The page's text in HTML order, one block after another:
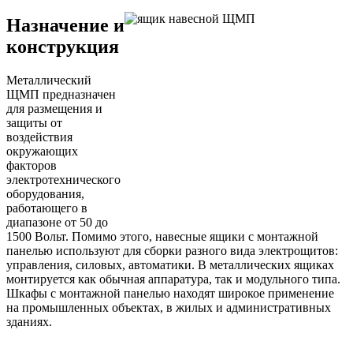
Назначение и
конструкция
Металлический
ЩМП предназначен
для размещения и
защиты от
воздействия
окружающих
факторов
электротехнического
оборудования,
работающего в
диапазоне от 50 до
1500 Вольт. Помимо этого, навесные ящики с монтажной
панелью используют для сборки разного вида электрощитов:
управления, силовых, автоматики. В металлических ящиках
монтируется как обычная аппаратура, так и модульного типа.
Шкафы с монтажной панелью находят широкое применение
на промышленных объектах, в жилых и административных
зданиях.